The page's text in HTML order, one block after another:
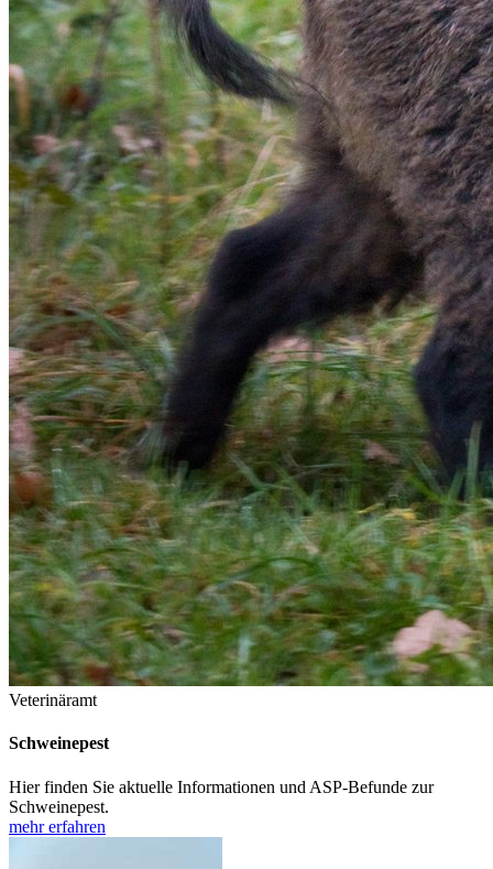
Veterinäramt
Schweinepest
Hier finden Sie aktuelle Informationen und ASP-Befunde zur
Schweinepest.
mehr erfahren